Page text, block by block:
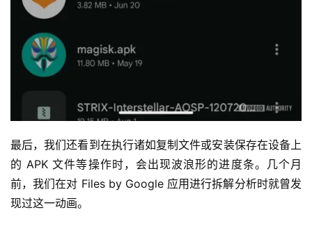
最后，我们还看到在执行诸如复制文件或安装保存在设备上
的 APK 文件等操作时，会出现波浪形的进度条。几个月
前，我们在对 Files by Google 应用进行拆解分析时就曾发
现过这一动画。